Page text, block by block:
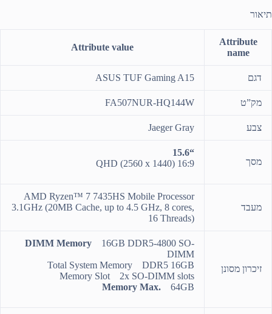
תיאור
Attribute
name
Attribute value
דגם ASUS TUF Gaming A15
מק”ט FA507NUR-HQ144W
צבע Jaeger Gray
מסך
“15.6
QHD (2560 x 1440) 16:9
מעבד
AMD Ryzen™ 7 7435HS Mobile Processor
3.1GHz (20MB Cache, up to 4.5 GHz, 8 cores,
16 Threads)
זיכרון מסונן
DIMM Memory 16GB DDR5-4800 SO-
DIMM
Total System Memory DDR5 16GB
Memory Slot 2x SO-DIMM slots
Memory Max. 64GB